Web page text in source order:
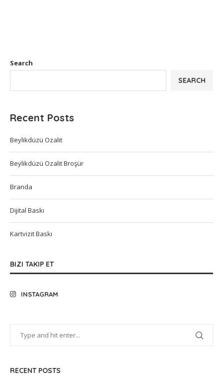
Search
SEARCH
Recent Posts
Beylikdüzü Ozalit
Beylikdüzü Ozalit Broşür
Branda
Dijital Baskı
Kartvizit Baskı
BIZI TAKIP ET
INSTAGRAM
RECENT POSTS